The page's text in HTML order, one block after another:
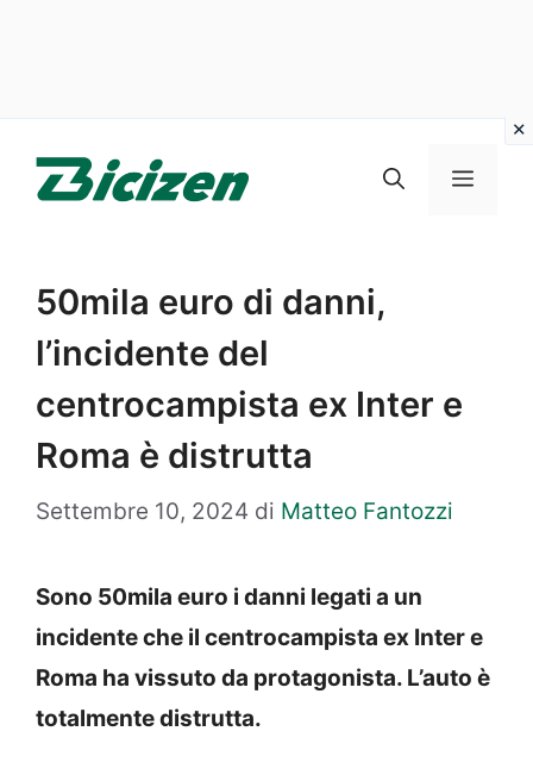
Menu
50mila euro di danni,
l’incidente del
centrocampista ex Inter e
Roma è distrutta
Settembre 10, 2024 di Matteo Fantozzi
Sono 50mila euro i danni legati a un
incidente che il centrocampista ex Inter e
Roma ha vissuto da protagonista. L’auto è
totalmente distrutta.